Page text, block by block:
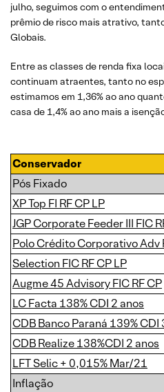
julho, seguimos com o
prêmio de risco mais atrativo,
Globais.
Entre as classes de renda fixa
continuam atraentes, tanto no
estimamos em 1,36% ao ano
casa de 1,4% ao ano mais a
Conservador
Pós Fixado
XP Top FI RF CP LP
JGP Corporate Feeder III FIC
Polo Crédito Corporativo Adv
Selection FIC RF CP LP
Augme 45 Advisory FIC RF CP
LC Facta 138% CDI 2 anos
CDB Banco Paraná 139% CDI
CDB Realize 138%CDI 2 anos
LFT Selic + 0,015% Mar/21
Inflação